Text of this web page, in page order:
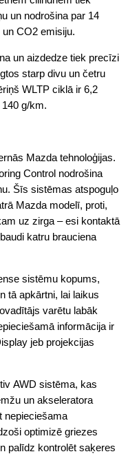
un nodrošina par 14
CO2 emisiju.
un aizdedze tiek precīzi
starp divu un četru
WLTP ciklā ir 6,2
g/km.
Mazda tehnoloģijas.
Control nodrošina
Šīs sistēmas atspoguļo
Mazda modelī, proti,
uz zirga – esi kontaktā
katru brauciena
sistēmu kopums,
tā apkārtni, lai laikus
varētu labāk
informācija ir
jeb projekcijas
AWD sistēma, kas
un akseleratora
nepieciešama
optimizē griezes
palīdz kontrolēt saķeres